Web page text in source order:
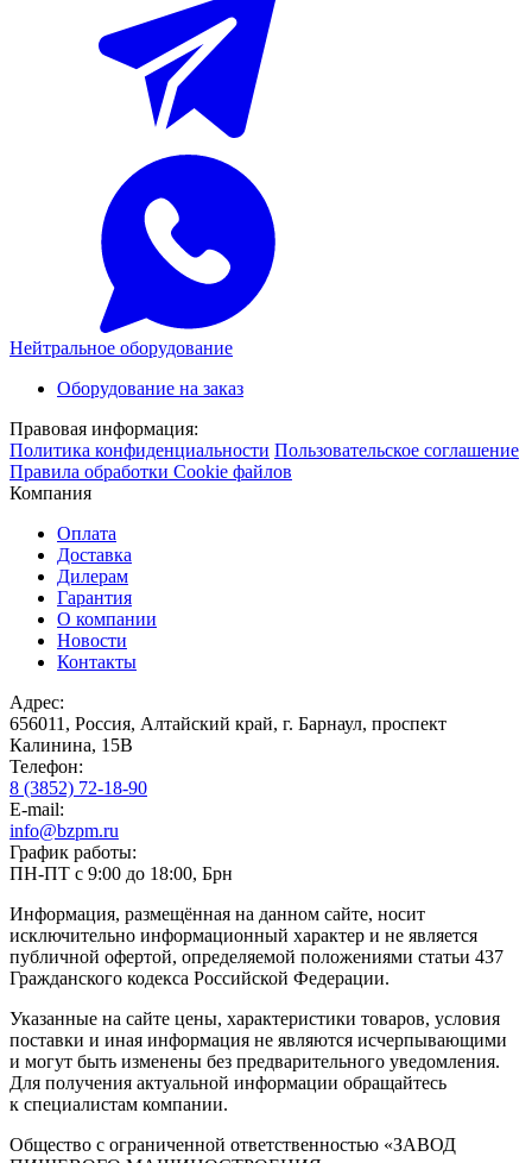
Нейтральное оборудование
Оборудование на заказ
Правовая информация:
Политика конфиденциальности Пользовательское соглашение
Правила обработки Cookie файлов
Компания
Оплата
Доставка
Дилерам
Гарантия
О компании
Новости
Контакты
Адрес:
656011, Россия, Алтайский край, г. Барнаул, проспект
Калинина, 15В
Телефон:
8 (3852) 72-18-90
E-mail:
info@bzpm.ru
График работы:
ПН-ПТ с 9:00 до 18:00, Брн
Информация, размещённая на данном сайте, носит
исключительно информационный характер и не является
публичной офертой, определяемой положениями статьи 437
Гражданского кодекса Российской Федерации.
Указанные на сайте цены, характеристики товаров, условия
поставки и иная информация не являются исчерпывающими
и могут быть изменены без предварительного уведомления.
Для получения актуальной информации обращайтесь
к специалистам компании.
Общество с ограниченной ответственностью «ЗАВОД